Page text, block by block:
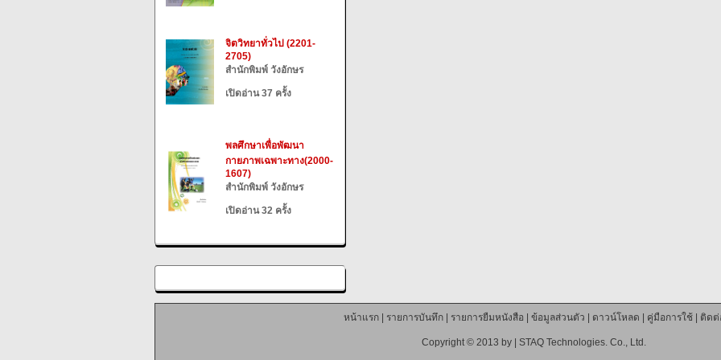
จิตวิทยาทั่วไป (2201-
2705)
สำนักพิมพ์ วังอักษร
เปิดอ่าน 37 ครั้ง
พลศึกษาเพื่อพัฒนา
กายภาพเฉพาะทาง(2000-
1607)
สำนักพิมพ์ วังอักษร
เปิดอ่าน 32 ครั้ง
หน้าแรก| รายการบันทึก| รายการยืมหนังสือ ข้อมูลส่วนตัว ดาวน์โหลด คู่มือการใช้| ติดต่
Copyright © 2013 by | STAQ Technologies. Co., Ltd.